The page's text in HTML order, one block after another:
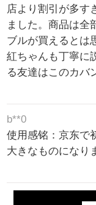
店より割引が多す
ました。商品は全
ブルが買えるとは
紅ちゃんも丁寧に
る友達はこのカバ
b**0
使用感铭：京东で
大きなものになり